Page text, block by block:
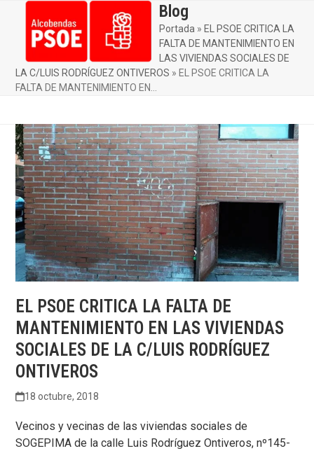
contentmobile
menu
mobile
menu
Blog
Portada » EL PSOE CRITICA LA
FALTA DE MANTENIMIENTO EN
LAS VIVIENDAS SOCIALES DE
LA C/LUIS RODRÍGUEZ ONTIVEROS » EL PSOE CRITICA LA
FALTA DE MANTENIMIENTO EN…
EL PSOE CRITICA LA FALTA DE
MANTENIMIENTO EN LAS VIVIENDAS
SOCIALES DE LA C/LUIS RODRÍGUEZ
ONTIVEROS
18 octubre, 2018
Vecinos y vecinas de las viviendas sociales de
SOGEPIMA de la calle Luis Rodríguez Ontiveros, nº145-